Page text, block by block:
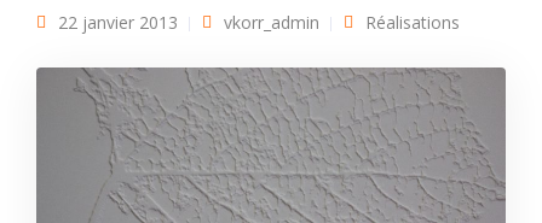
22 janvier 2013 vkorr_admin Réalisations